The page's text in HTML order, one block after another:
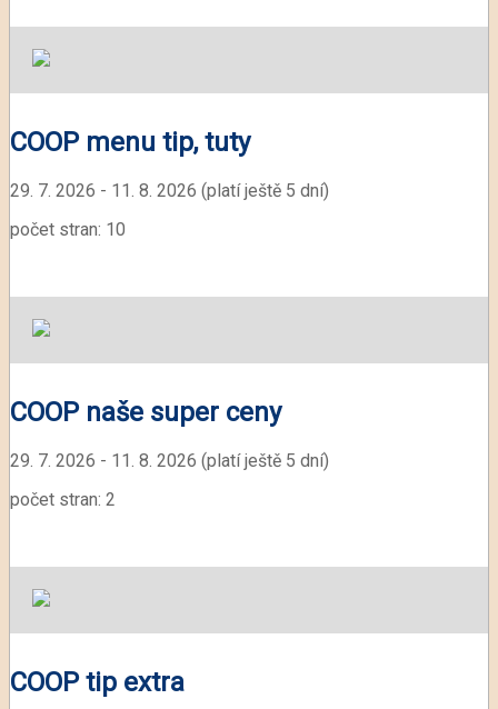
COOP menu tip, tuty
29. 7. 2026 - 11. 8. 2026 (platí ještě 5 dní)
počet stran: 10
COOP naše super ceny
29. 7. 2026 - 11. 8. 2026 (platí ještě 5 dní)
počet stran: 2
COOP tip extra